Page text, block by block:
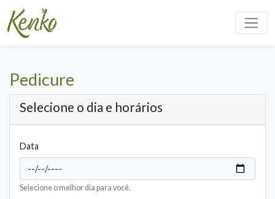
Pedicure
Selecione o dia e horários
Data
Selecione o melhor dia para você.